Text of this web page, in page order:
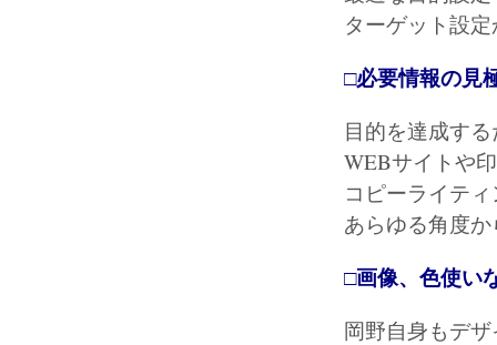
ターゲット設
□必要情報の見
目的を達成す
WEBサイトや
コピーライテ
あらゆる角度
□画像、色使い
岡野自身もデ